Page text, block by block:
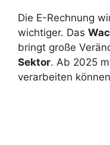
Die E-Rechnung
wichtiger. Das
bringt große
Sektor. Ab 2025
verarbeiten